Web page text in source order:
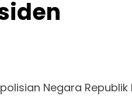
Negara